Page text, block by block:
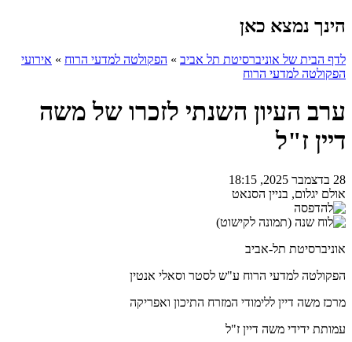
הינך נמצא כאן
לדף הבית של אוניברסיטת תל אביב » הפקולטה למדעי הרוח » אירועי
הפקולטה למדעי הרוח
ערב העיון השנתי לזכרו של משה
דיין ז"ל
28 בדצמבר 2025, 18:15
אולם יגלום, בניין הסנאט
אוניברסיטת תל-אביב
הפקולטה למדעי הרוח ע"ש לסטר וסאלי אנטין
מרכז משה דיין ללימודי המזרח התיכון ואפריקה
עמותת ידידי משה דיין ז"ל